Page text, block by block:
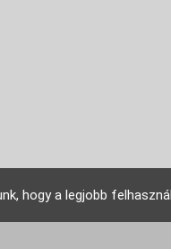
hogy a legjobb